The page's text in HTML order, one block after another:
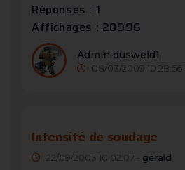
Réponses : 1
Affichages : 20996
Admin dusweld1
08/03/2009 10:28:56
Intensité de soudage
22/09/2003 10:02:07 - gerald